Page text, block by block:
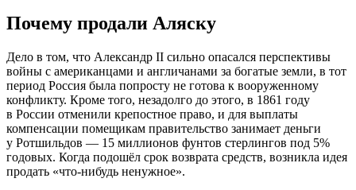
Почему продали Аляску
Дело в том, что Александр II сильно опасался перспективы
войны с американцами и англичанами за богатые земли, в тот
период Россия была попросту не готова к вооруженному
конфликту. Кроме того, незадолго до этого, в 1861 году
в России отменили крепостное право, и для выплаты
компенсации помещикам правительство занимает деньги
у Ротшильдов — 15 миллионов фунтов стерлингов под 5%
годовых. Когда подошёл срок возврата средств, возникла идея
продать «что-нибудь ненужное».